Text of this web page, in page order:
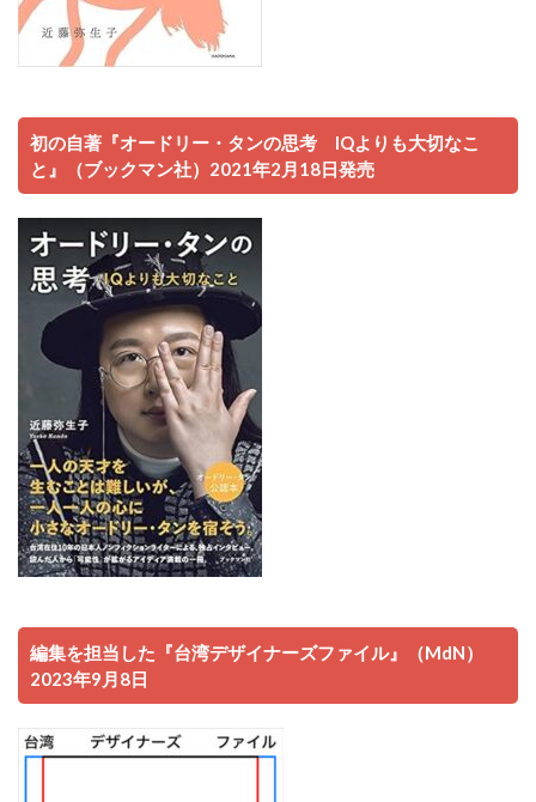
初の自著『オードリー・タンの思考 IQよりも大切なこ
と』（ブックマン社）2021年2月18日発売
編集を担当した『台湾デザイナーズファイル』（MdN）
2023年9月8日